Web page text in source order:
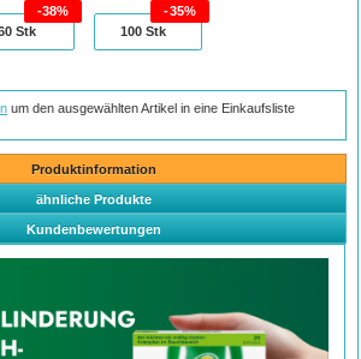
Stk
38%
100 Stk
35%
um den ausgewählten Artikel in eine Einkaufsliste
Produktinformation
ähnliche Produkte
Kundenbewertungen